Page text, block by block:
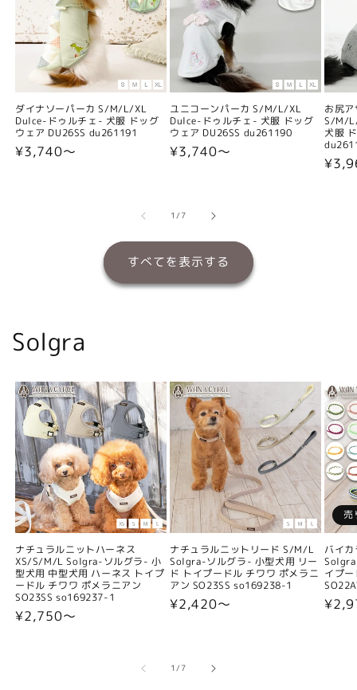
ダイナソーパーカ S/M/L/XL
Dulce-ドゥルチェ- 犬服 ドッグ
ウェア DU26SS du261191
通
¥3,740〜
ユニコーンパーカ S/M/L/XL
Dulce-ドゥルチェ- 犬服 ドッグ
ウェア DU26SS du261190
通
¥3,740〜
お尻
S/M/
犬服
通
1/の
7
すべてを表示する
Solgra
ナチュラルニットハーネス
XS/S/M/L Solgra-ソルグラ- 小
型犬用 中型犬用 ハーネス トイプ
ードル チワワ ポメラニアン
SO23SS so169237-1
通
¥2,750〜
ナチュラルニットリード S/M/L
Solgra-ソルグラ- 小型犬用 リー
ド トイプードル チワワ ポメラニ
アン SO23SS so169238-1
通
¥2,420〜
売
バイ
イプ
通
1/の
7